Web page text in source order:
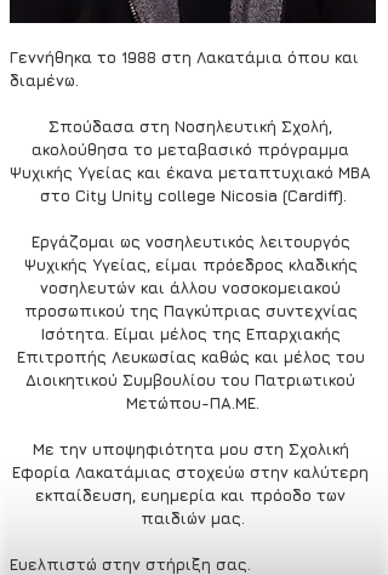
Γεννήθηκα το 1988 στη Λακατάμια όπου και
διαμένω.
Σπούδασα στη Νοσηλευτική Σχολή,
ακολούθησα το μεταβασικό πρόγραμμα
Ψυχικής Υγείας και έκανα μεταπτυχιακό MBA
στο City Unity college Nicosia (Cardiff).
Εργάζομαι ως νοσηλευτικός λειτουργός
Ψυχικής Υγείας, είμαι πρόεδρος κλαδικής
νοσηλευτών και άλλου νοσοκομειακού
προσωπικού της Παγκύπριας συντεχνίας
Ισότητα. Είμαι μέλος της Επαρχιακής
Επιτροπής Λευκωσίας καθώς και μέλος του
Διοικητικού Συμβουλίου του Πατριωτικού
Μετώπου-ΠΑ.ΜΕ.
Με την υποψηφιότητα μου στη Σχολική
Εφορία Λακατάμιας στοχεύω στην καλύτερη
εκπαίδευση, ευημερία και πρόοδο των
παιδιών μας.
Ευελπιστώ στην στήριξη σας.